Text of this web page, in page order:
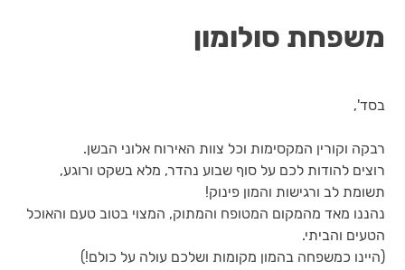
משפחת סולומון
בסד',
רבקה וקורין המקסימות וכל צוות האירוח אלוני הבשן.
רוצים להודות לכם על סוף שבוע נהדר, מלא בשקט ורוגע,
תשומת לב ורגישות והמון פינוק!
נהננו מאד מהמקום המטופח והמתוק, המצוי בטוב טעם והאוכל
הטעים והביתי.
(היינו כמשפחה בהמון מקומות ושלכם עולה על כולם!)